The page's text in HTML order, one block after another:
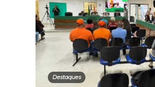
Destaques